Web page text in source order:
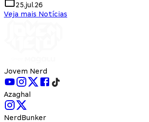
25.jul.26
Veja mais Notícias
Jovem Nerd
Azaghal
NerdBunker